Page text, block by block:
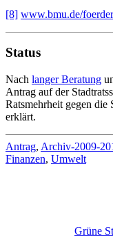
[8] www.bmu.de/
Status
Nach langer Beratung
Antrag auf der
Ratsmehrheit gegen die
erklärt.
Antrag, Archiv-2009-
Finanzen, Umwelt
Grüne